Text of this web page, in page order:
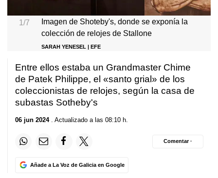
1/7
Imagen de Shoteby's, donde se exponía la
colección de relojes de Stallone
SARAH YENESEL | EFE
Entre ellos estaba un Grandmaster Chime
de Patek Philippe, el «santo grial» de los
coleccionistas de relojes, según la casa de
subastas Sotheby's
06 jun 2024. Actualizado a las 08:10 h.
Añade a La Voz de Galicia en Google
Comentar ·